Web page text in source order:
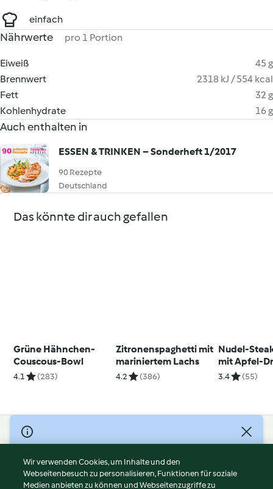
einfach
Nährwerte pro 1 Portion
Eiweiß
45 g
Brennwert
2318 kJ / 554 kcal
Fett
32 g
Kohlenhydrate
16 g
Auch enthalten in
ESSEN & TRINKEN – Sonderheft 1/2017
90 Rezepte
Deutschland
Das könnte dir auch gefallen
Grüne Hähnchen-
Couscous-Bowl
4.1 (283)
Zitronenspaghetti mit
mariniertem Lachs
4.2 (386)
Nudel-
mit Apfel-
3.4 (55)
© Copyright 2026
Nutzungsbedingungen
Datenschutzrichtlinien
Wir verwenden Cookies, um Inhalte und den
Webseitenbesuch zu personalisieren, Funktionen für soziale
Medien anbieten zu können und Webseitenzugriffe zu